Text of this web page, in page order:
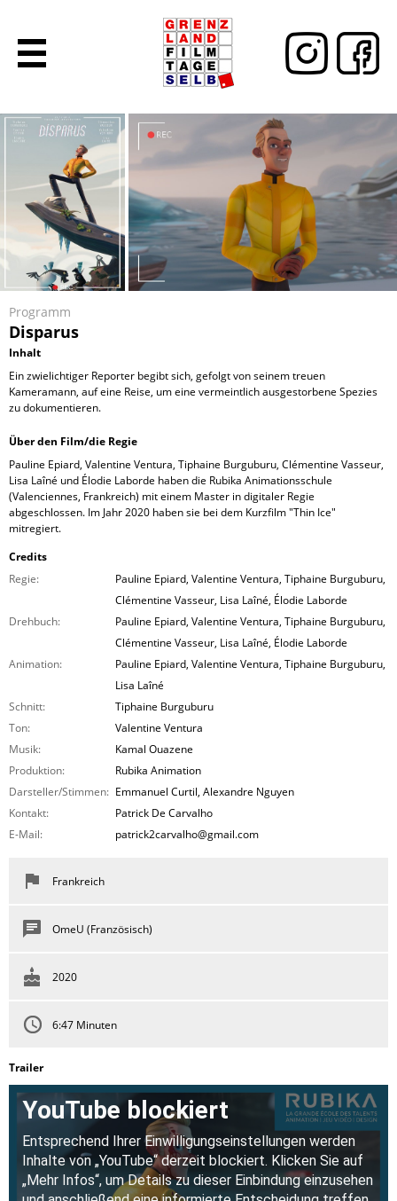
Programm
Disparus
Inhalt
Ein zwielichtiger Reporter begibt sich, gefolgt von seinem treuen
Kameramann, auf eine Reise, um eine vermeintlich ausgestorbene Spezies
zu dokumentieren.
Über den Film/die Regie
Pauline Epiard, Valentine Ventura, Tiphaine Burguburu, Clémentine Vasseur,
Lisa Laîné und Élodie Laborde haben die Rubika Animationsschule
(Valenciennes, Frankreich) mit einem Master in digitaler Regie
abgeschlossen. Im Jahr 2020 haben sie bei dem Kurzfilm "Thin Ice"
mitregiert.
Credits
Regie:
Pauline Epiard, Valentine Ventura, Tiphaine Burguburu,
Clémentine Vasseur, Lisa Laîné, Élodie Laborde
Drehbuch:
Pauline Epiard, Valentine Ventura, Tiphaine Burguburu,
Clémentine Vasseur, Lisa Laîné, Élodie Laborde
Animation:
Pauline Epiard, Valentine Ventura, Tiphaine Burguburu,
Lisa Laîné
Schnitt:
Tiphaine Burguburu
Ton:
Valentine Ventura
Musik:
Kamal Ouazene
Produktion:
Rubika Animation
Darsteller/Stimmen: Emmanuel Curtil, Alexandre Nguyen
Kontakt:
Patrick De Carvalho
E-Mail:
patrick2carvalho@gmail.com
Frankreich
OmeU (Französisch)
2020
6:47 Minuten
Trailer